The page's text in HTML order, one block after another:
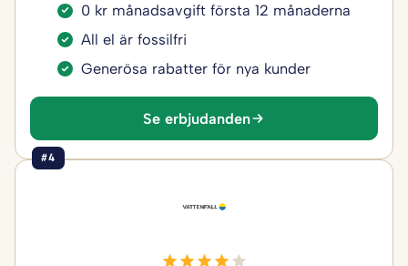
0 kr månadsavgift första 12 månaderna
All el är fossilfri
Generösa rabatter för nya kunder
Se erbjudanden
#4